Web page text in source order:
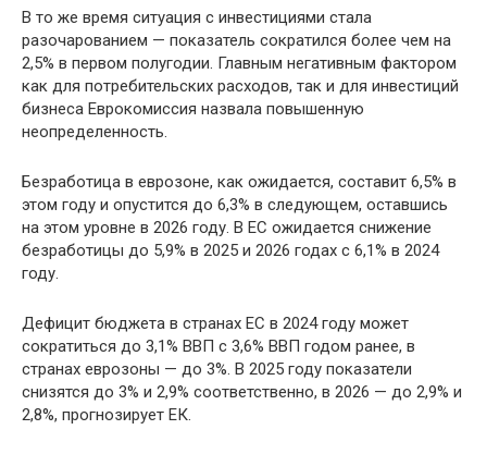
В то же время ситуация с инвестициями стала
разочарованием — показатель сократился более чем на
2,5% в первом полугодии. Главным негативным фактором
как для потребительских расходов, так и для инвестиций
бизнеса Еврокомиссия назвала повышенную
неопределенность.
Безработица в еврозоне, как ожидается, составит 6,5% в
этом году и опустится до 6,3% в следующем, оставшись
на этом уровне в 2026 году. В ЕС ожидается снижение
безработицы до 5,9% в 2025 и 2026 годах с 6,1% в 2024
году.
Дефицит бюджета в странах ЕС в 2024 году может
сократиться до 3,1% ВВП с 3,6% ВВП годом ранее, в
странах еврозоны — до 3%. В 2025 году показатели
снизятся до 3% и 2,9% соответственно, в 2026 — до 2,9% и
2,8%, прогнозирует ЕК.